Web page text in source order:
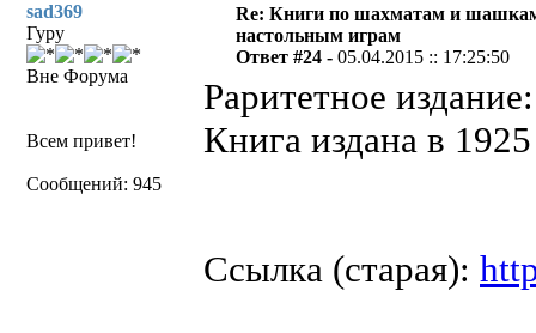
sad369
Гуру
Вне Форума
Всем привет!
Сообщений: 945
Re: Книги по шахматам и
настольным играм
Ответ #24 -05.04.2015 :: 17:25:50
Раритетное
Книга издана в 1925
Ссылка (старая):